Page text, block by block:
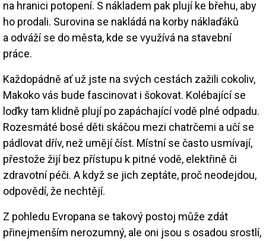
na hranici potopení. S nákladem pak plují ke břehu, aby
ho prodali. Surovina se nakládá na korby náklaďáků
a odváží se do města, kde se využívá na stavební
práce.
Každopádně ať už jste na svých cestách zažili cokoliv,
Makoko vás bude fascinovat i šokovat. Kolébající se
loďky tam klidně plují po zapáchající vodě plné odpadu.
Rozesmáté bosé děti skáčou mezi chatrčemi a učí se
pádlovat dřív, než umějí číst. Místní se často usmívají,
přestože žijí bez přístupu k pitné vodě, elektřině či
zdravotní péči. A když se jich zeptáte, proč neodejdou,
odpovědí, že nechtějí.
Z pohledu Evropana se takový postoj může zdát
přinejmenším nerozumný, ale oni jsou s osadou srostlí,